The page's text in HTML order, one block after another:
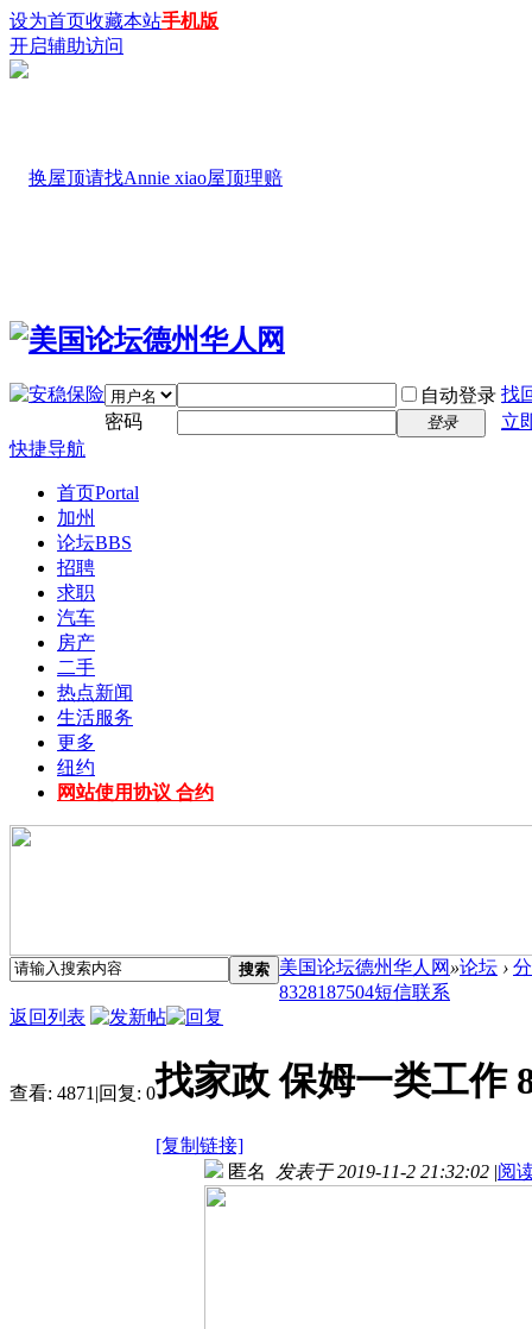
设为首页收藏本站手机版
开启辅助访问
自动登录 找
密码
登录
立
快捷导航
首页Portal
加州
论坛BBS
招聘
求职
汽车
房产
二手
热点新闻
生活服务
更多
纽约
网站使用协议 合约
搜索 美国论坛德州华人网 »论坛 ›
8328187504短信联系
返回列表
查看: 4871 |回复: 0找家政 保姆一类工作
[复制链接]
匿名 发表于 2019-11-2 21:32:02 |阅